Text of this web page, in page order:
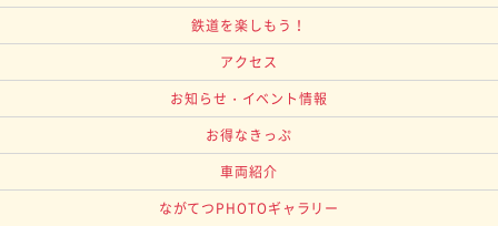
鉄道を楽しもう！
アクセス
お知らせ・イベント情報
お得なきっぷ
車両紹介
ながてつPHOTOギャラリー